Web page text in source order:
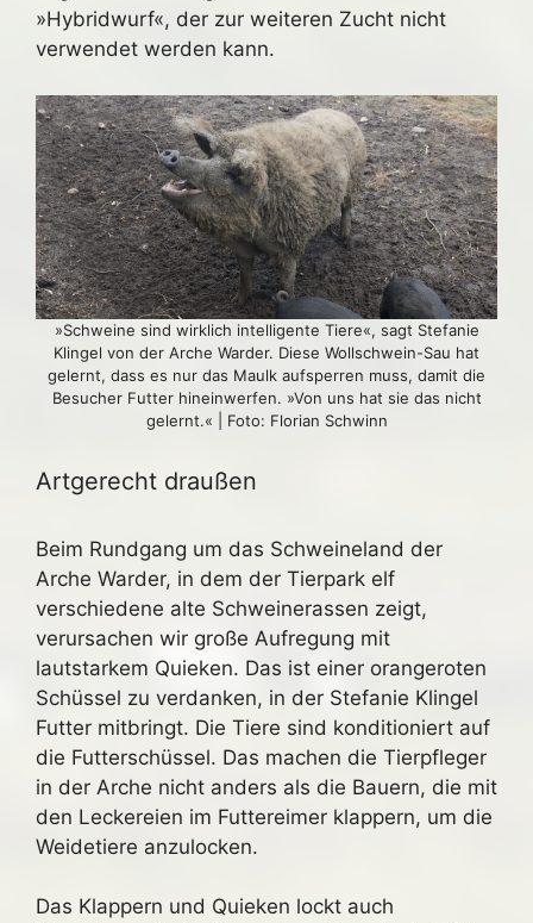
»Hybridwurf«, der zur weiteren Zucht nicht
verwendet werden kann.
»Schweine sind wirklich intelligente Tiere«, sagt Stefanie
Klingel von der Arche Warder. Diese Wollschwein-Sau hat
gelernt, dass es nur das Maulk aufsperren muss, damit die
Besucher Futter hineinwerfen. »Von uns hat sie das nicht
gelernt.« | Foto: Florian Schwinn
Artgerecht draußen
Beim Rundgang um das Schweineland der
Arche Warder, in dem der Tierpark elf
verschiedene alte Schweinerassen zeigt,
verursachen wir große Aufregung mit
lautstarkem Quieken. Das ist einer orangeroten
Schüssel zu verdanken, in der Stefanie Klingel
Futter mitbringt. Die Tiere sind konditioniert auf
die Futterschüssel. Das machen die Tierpfleger
in der Arche nicht anders als die Bauern, die mit
den Leckereien im Futtereimer klappern, um die
Weidetiere anzulocken.
Das Klappern und Quieken lockt auch